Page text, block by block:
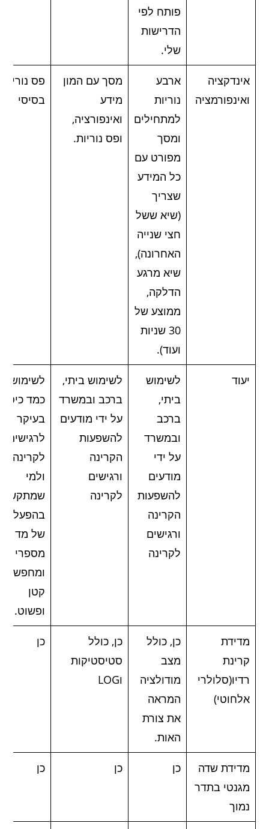
פותח לפי
הדרישות
שלי.
אינדקציה
ואינפורמציה
ארבע
נוריות
למתחילים
ומסך
מפורט עם
כל המידע
שצריך
(שיא ששל
חצי שנייה
האחרונה),
שיא מרגע
הדלקה,
ממוצע של
30 שניות
ועוד).
מסך עם המון
מידע
ואינפורציה,
ופס נוריות.
פס נוריות
בסיסי
יעוד
לשימוש
ביתי,
ברכב
ובמשרד
על ידי
מודעים
להשפעות
הקרינה
ורגישים
לקרינה
לשימוש ביתי,
ברכב ובמשרד
על ידי מודעים
להשפעות
הקרינה
ורגישים
לקרינה
לשימוש
כמד כיס
בעיקר
לרגישים
לקרינה
ולמי
שמתקשה
בהפעלה
של מד
מספרי
ומחפש
קטן
ופשוט.
מדידת
קרינת
רדיו(סלולרי
אלחוטי)
כן, כולל
מצב
מודולציה
המראה
את צורת
האות.
כן, כולל
סטיסטיקות
וLOG
כן
מדידת שדה
מגנטי בתדר
נמוך
כן כן כן